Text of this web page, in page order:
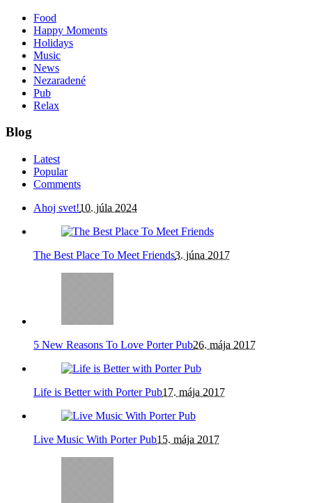
Food
Happy Moments
Holidays
Music
News
Nezaradené
Pub
Relax
Blog
Latest
Popular
Comments
Ahoj svet!10. júla 2024
The Best Place To Meet Friends3. júna 2017
5 New Reasons To Love Porter Pub26. mája 2017
Life is Better with Porter Pub17. mája 2017
Live Music With Porter Pub15. mája 2017